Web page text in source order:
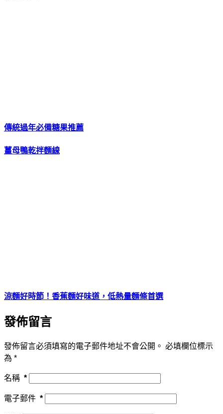
傳統過年必備糖果推薦
薑母鴨乾拌麵線
涼麵好時節！香蕉麵好味道，低熱量麵條首選
發佈留言
發佈留言必須填寫的電子郵件地址不會公開。 必填欄位標示
為 *
名稱 *
電子郵件 *